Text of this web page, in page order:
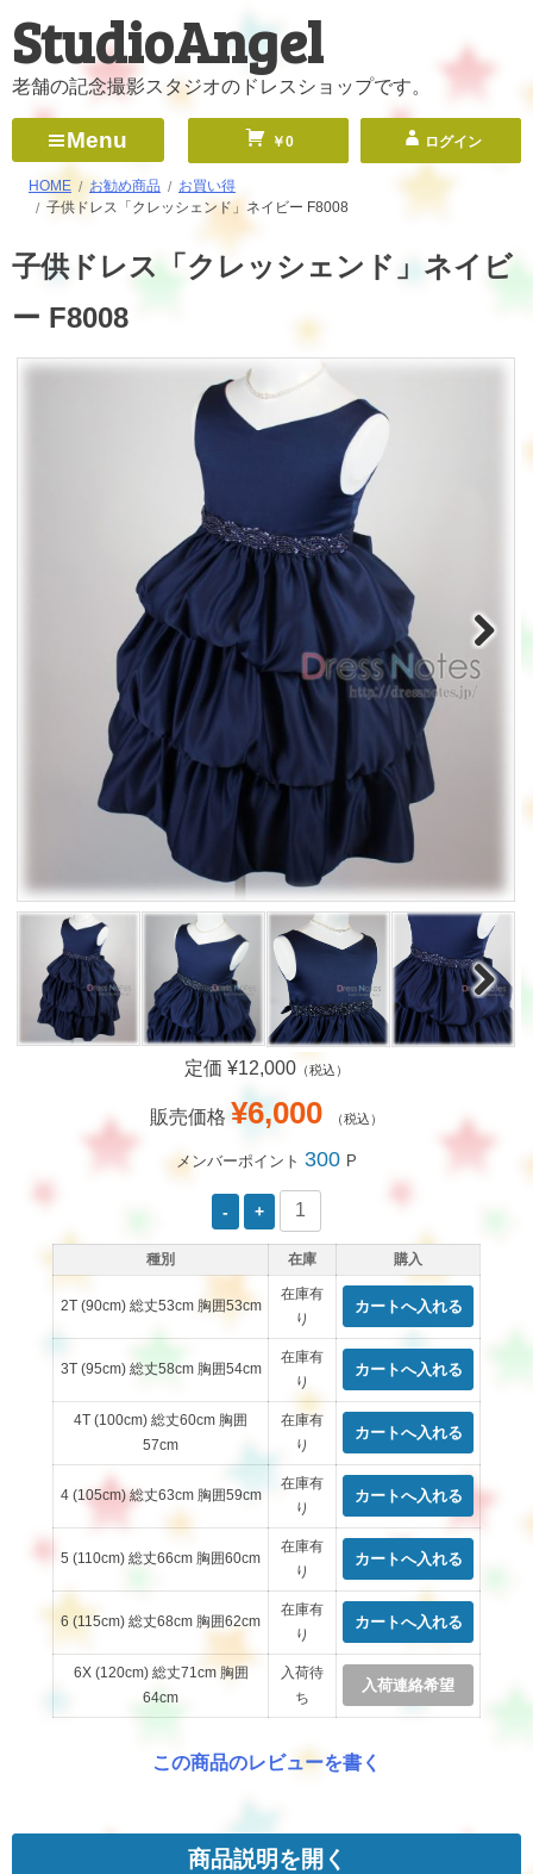
ン
テ
ン
キ
プ
StudioAngel
老舗の記念撮影スタジオのドレスショップです。
Menu ￥0 ログイン
HOME お勧め商品
お買い得
子供ドレス「クレッシェンド」ネイビー F8008
子供ドレス「クレッシェンド」ネイビ
ー F8008
Next
Next
定価 ¥12,000 （税込）
販売価格 ¥6,000 （税込）
メンバーポイント 300 P
種別 在庫 購入
2T (90cm) 総丈53cm 胸囲53cm
在庫有
り
3T (95cm) 総丈58cm 胸囲54cm
在庫有
り
4T (100cm) 総丈60cm 胸囲
57cm
在庫有
り
4 (105cm) 総丈63cm 胸囲59cm
在庫有
り
5 (110cm) 総丈66cm 胸囲60cm
在庫有
り
6 (115cm) 総丈68cm 胸囲62cm
在庫有
り
6X (120cm) 総丈71cm 胸囲
64cm
入荷待
ち
入荷連絡希望
この商品のレビューを書く
商品説明を開く